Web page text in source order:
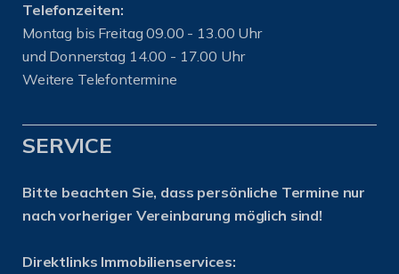
Telefonzeiten:
Montag bis Freitag 09.00 - 13.00 Uhr
und Donnerstag 14.00 - 17.00 Uhr
Weitere Telefontermine
SERVICE
Bitte beachten Sie, dass persönliche Termine nur
nach vorheriger Vereinbarung möglich sind!
Direktlinks Immobilienservices: